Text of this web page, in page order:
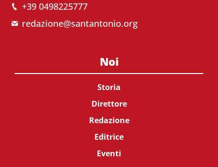
+39 0498225777
redazione@santantonio.org
Noi
Storia
Direttore
Redazione
Editrice
Eventi